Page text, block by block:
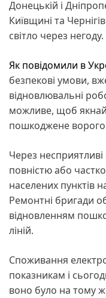
Донецькій і
Київщині та
світло через негоду.
Як повідомили в
безпекові умови,
відновлювальні
можливе, щоб
пошкоджене
Через
повністю або
населених пунктів
Ремонтні бригади
відновленням
ліній.
Споживання
показникам і
воно було на тому